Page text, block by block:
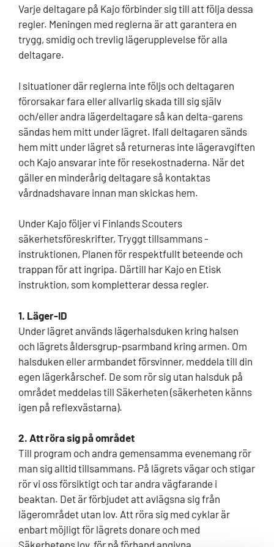
Varje deltagare på Kajo förbinder sig till att följa dessa
regler. Meningen med reglerna är att garantera en
trygg, smidig och trevlig lägerupplevelse för alla
deltagare.
I situationer där reglerna inte följs och deltagaren
förorsakar fara eller allvarlig skada till sig själv
och/eller andra lägerdeltagare så kan delta-garens
sändas hem mitt under lägret. Ifall deltagaren sänds
hem mitt under lägret så returneras inte lägeravgiften
och Kajo ansvarar inte för resekostnaderna. När det
gäller en minderårig deltagare så kontaktas
vårdnadshavare innan man skickas hem.
Under Kajo följer vi Finlands Scouters
säkerhetsföreskrifter, Tryggt tillsammans -
instruktionen, Planen för respektfullt beteende och
trappan för att ingripa. Därtill har Kajo en Etisk
instruktion, som kompletterar dessa regler.
1. Läger-ID
Under lägret används lägerhalsduken kring halsen
och lägrets åldersgrup-psarmband kring armen. Om
halsduken eller armbandet försvinner, meddela till din
egen lägerkårschef. De som rör sig utan halsduk på
området meddelas till Säkerheten (säkerheten känns
igen på reflexvästarna).
2. Att röra sig på området
Till program och andra gemensamma evenemang rör
man sig alltid tillsammans. På lägrets vägar och stigar
rör vi oss försiktigt och tar andra vägfarande i
beaktan. Det är förbjudet att avlägsna sig från
lägerområdet utan lov. Att röra sig med cyklar är
enbart möjligt för lägrets donare och med
Säkerhetens lov, för på förhand angivna